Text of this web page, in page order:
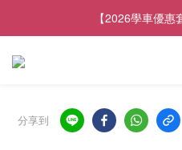
【2026學車優惠
分享到